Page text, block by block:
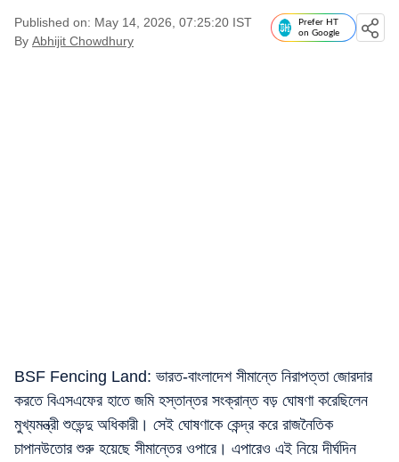
Published on: May 14, 2026, 07:25:20 IST
By Abhijit Chowdhury
Prefer HT
on Google
BSF Fencing Land: ভারত-বাংলাদেশ সীমান্তে নিরাপত্তা জোরদার
করতে বিএসএফের হাতে জমি হস্তান্তর সংক্রান্ত বড় ঘোষণা করেছিলেন
মুখ্যমন্ত্রী শুভেন্দু অধিকারী। সেই ঘোষণাকে কেন্দ্র করে রাজনৈতিক
চাপানউতোর শুরু হয়েছে সীমান্তের ওপারে। এপারেও এই নিয়ে দীর্ঘদিন